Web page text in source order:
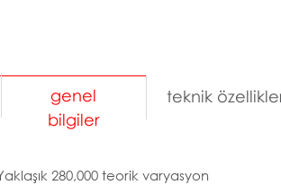
genel
bilgiler
teknik
280,000 teorik varyasyon